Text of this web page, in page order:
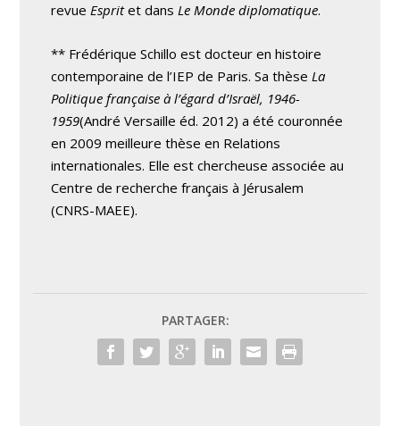
revueEspritet dansLe Monde diplomatique.
** Frédérique Schillo est docteur en histoire
contemporaine de l’IEP de Paris. Sa thèseLa
Politique française à l’égard d’Israël, 1946-
1959(André Versaille éd. 2012) a été couronnée
en 2009 meilleure thèse en Relations
internationales. Elle est chercheuse associée au
Centre de recherche français à Jérusalem
(CNRS-MAEE).
PARTAGER: